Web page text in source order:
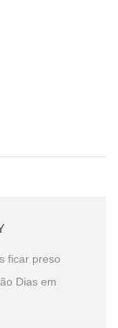
ficar preso
Dias em